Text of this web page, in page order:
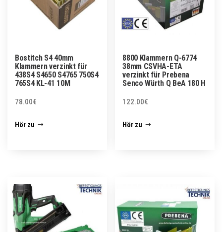
Bostitch S4 40mm
Klammern verzinkt für
438S4 S4650 S4765 750S4
765S4 KL-41 10M
78.00€
Hör zu
8800 Klammern Q-6774
38mm CSVHA-ETA
verzinkt für Prebena
Senco Würth Q BeA 180 H
122.00€
Hör zu